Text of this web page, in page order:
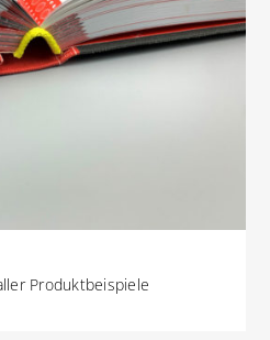
Produktbeispiele